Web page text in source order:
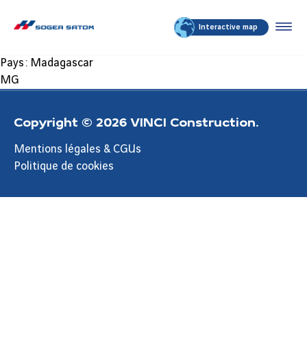
Interactive map
Pays : Madagascar
MG
Copyright © 2026 VINCI Construction.
Mentions légales & CGUs
Politique de cookies